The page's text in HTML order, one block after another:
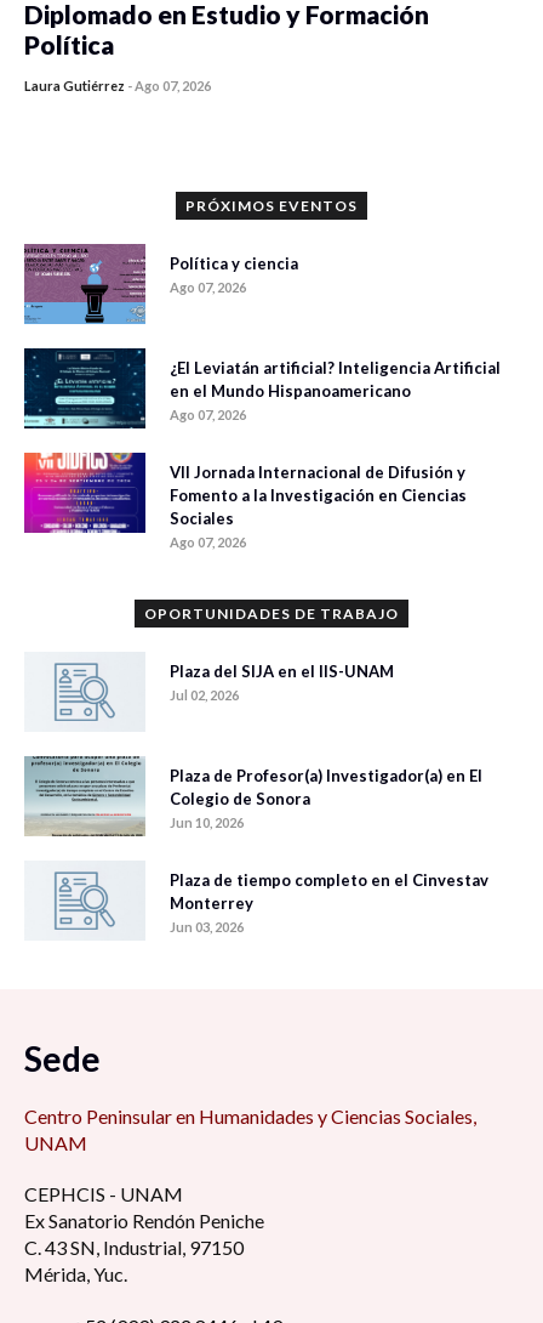
Diplomado en Estudio y Formación
Política
Laura Gutiérrez -Ago 07, 2026
PRÓXIMOS EVENTOS
Política y ciencia
Ago 07, 2026
¿El Leviatán artificial? Inteligencia Artificial
en el Mundo Hispanoamericano
Ago 07, 2026
VII Jornada Internacional de Difusión y
Fomento a la Investigación en Ciencias
Sociales
Ago 07, 2026
OPORTUNIDADES DE TRABAJO
Plaza del SIJA en el IIS-UNAM
Jul 02, 2026
Plaza de Profesor(a) Investigador(a) en El
Colegio de Sonora
Jun 10, 2026
Plaza de tiempo completo en el Cinvestav
Monterrey
Jun 03, 2026
Sede
Centro Peninsular en Humanidades y Ciencias Sociales,
UNAM
CEPHCIS - UNAM
Ex Sanatorio Rendón Peniche
C. 43 SN, Industrial, 97150
Mérida, Yuc.